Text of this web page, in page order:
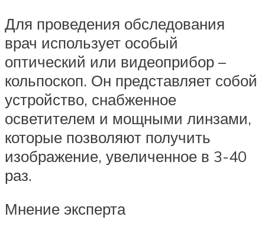
Для проведения обследования
врач использует особый
оптический или видеоприбор –
кольпоскоп. Он представляет собой
устройство, снабженное
осветителем и мощными линзами,
которые позволяют получить
изображение, увеличенное в 3-40
раз.
Мнение эксперта